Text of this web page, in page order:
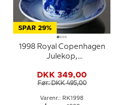
SPAR 29%
1998 Royal Copenhagen
Julekop,
DKK 349,00
Før: DKK 495,00
Varenr.: RK1998